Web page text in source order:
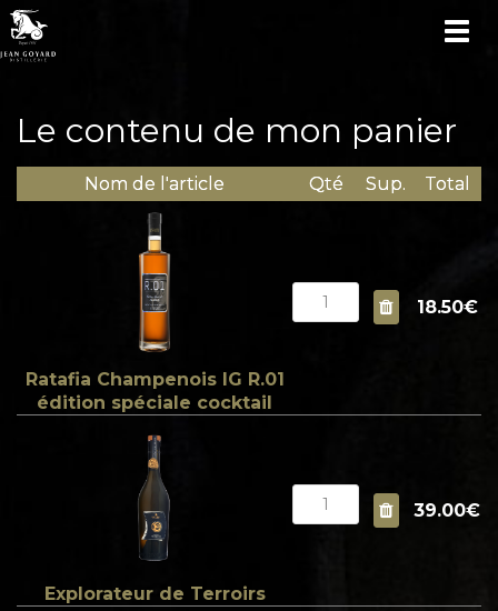
Le contenu de mon panier
Nom de l'article Qté Sup. Total
Ratafia Champenois IG R.01
édition spéciale cocktail
18.50€
Explorateur de Terroirs
39.00€